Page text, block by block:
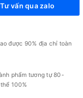
Tư vấn qua zalo
được 90% địa chỉ toàn
phẩm tương tự 80-
100%